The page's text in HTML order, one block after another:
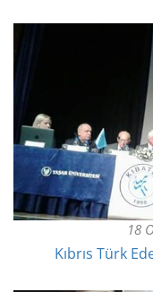
18
Kıbrıs Türk